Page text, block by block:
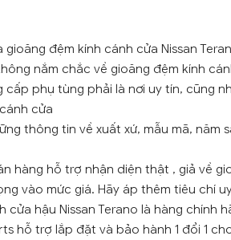
gioăng đệm kính cánh cửa Nissan
nắm chắc về gioăng đệm kính
phụ tùng phải là nơi uy tín, cũng
cửa
thông tin về xuất xứ, mẫu mã, năm
hàng hỗ trợ nhận diện thật , giả về
vào mức giá. Hãy áp thêm tiêu chí
cửa hậu Nissan Terano là hàng chính
hỗ trợ lắp đặt và bảo hành 1 đổi 1